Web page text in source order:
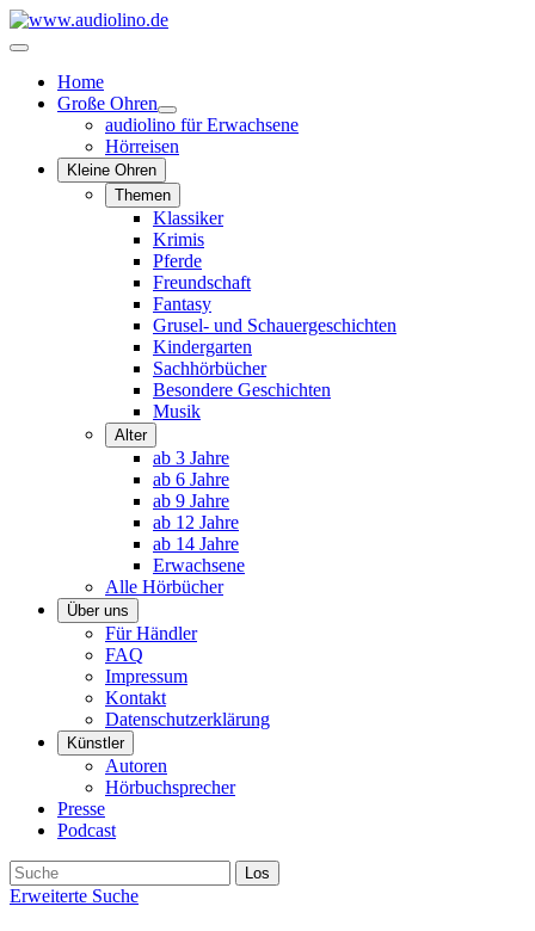
Home
Große Ohren
audiolino für Erwachsene
Hörreisen
Kleine Ohren
Themen
Klassiker
Krimis
Pferde
Freundschaft
Fantasy
Grusel- und Schauergeschichten
Kindergarten
Sachhörbücher
Besondere Geschichten
Musik
Alter
ab 3 Jahre
ab 6 Jahre
ab 9 Jahre
ab 12 Jahre
ab 14 Jahre
Erwachsene
Alle Hörbücher
Über uns
Für Händler
FAQ
Impressum
Kontakt
Datenschutzerklärung
Künstler
Autoren
Hörbuchsprecher
Presse
Podcast
Erweiterte Suche